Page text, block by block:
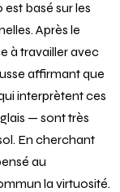
basé sur les
Après le
à travailler avec
affirmant que
interprètent ces
— sont très
En cherchant
au
la virtuosité.